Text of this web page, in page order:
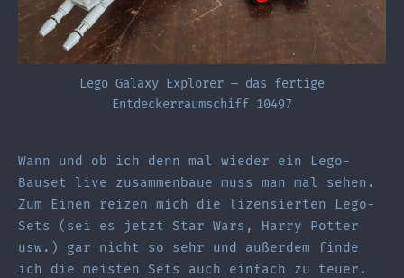
Lego Galaxy Explorer – das fertige
Entdeckerraumschiff 10497
Wann und ob ich denn mal wieder ein Lego-
Bauset live zusammenbaue muss man mal sehen.
Zum Einen reizen mich die lizensierten Lego-
Sets (sei es jetzt Star Wars, Harry Potter
usw.) gar nicht so sehr und außerdem finde
ich die meisten Sets auch einfach zu teuer.